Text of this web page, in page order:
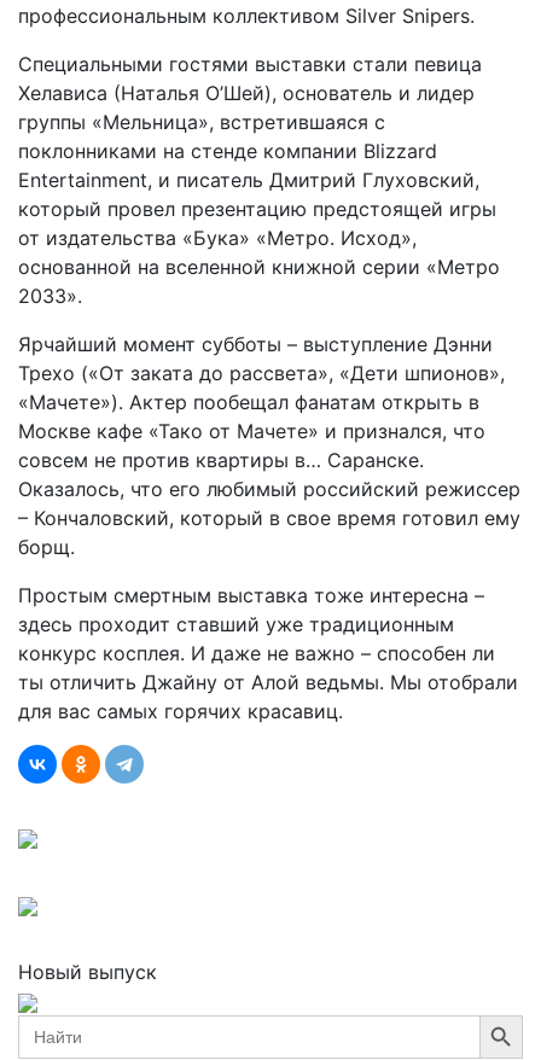
профессиональным коллективом Silver Snipers.
Специальными гостями выставки стали певица
Хелависа (Наталья О’Шей), основатель и лидер
группы «Мельница», встретившаяся с
поклонниками на стенде компании Blizzard
Entertainment, и писатель Дмитрий Глуховский,
который провел презентацию предстоящей игры
от издательства «Бука» «Метро. Исход»,
основанной на вселенной книжной серии «Метро
2033».
Ярчайший момент субботы – выступление Дэнни
Трехо («От заката до рассвета», «Дети шпионов»,
«Мачете»). Актер пообещал фанатам открыть в
Москве кафе «Тако от Мачете» и признался, что
совсем не против квартиры в… Саранске.
Оказалось, что его любимый российский режиссер
– Кончаловский, который в свое время готовил ему
борщ.
Простым смертным выставка тоже интересна –
здесь проходит ставший уже традиционным
конкурс косплея. И даже не важно – способен ли
ты отличить Джайну от Алой ведьмы. Мы отобрали
для вас самых горячих красавиц.
Новый выпуск
Search
for:
Search Button